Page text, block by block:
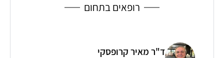
רופאים בתחום
ד"ר מאיר קרופסקי